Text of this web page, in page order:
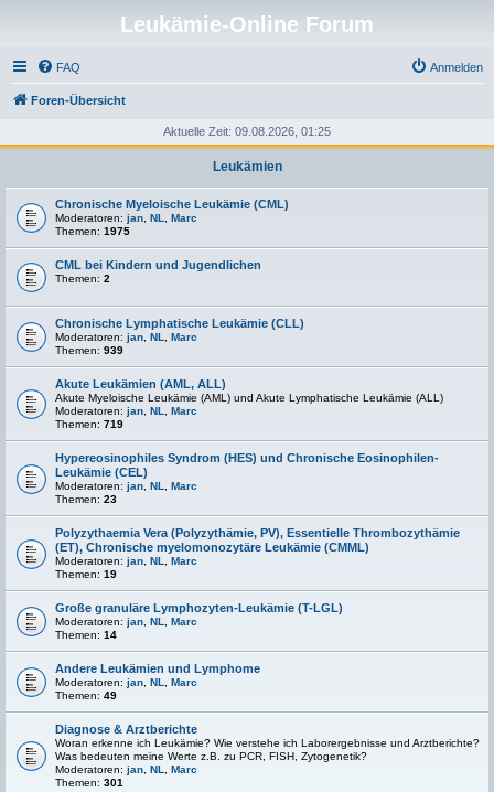
Leukämie-Online Forum
FAQ Anmelden
Foren-Übersicht
Aktuelle Zeit: 09.08.2026, 01:25
Leukämien
Chronische Myeloische Leukämie (CML)
Moderatoren: jan NL
Marc
Themen: 1975
CML bei Kindern und Jugendlichen
Themen: 2
Chronische Lymphatische Leukämie (CLL)
Moderatoren: jan NL
Marc
Themen: 939
Akute Leukämien (AML, ALL)
Akute Myeloische Leukämie (AML) und Akute Lymphatische Leukämie (ALL)
Moderatoren: jan NL
Marc
Themen: 719
Hypereosinophiles Syndrom (HES) und Chronische Eosinophilen-
Leukämie (CEL)
Moderatoren: jan NL
Marc
Themen: 23
Polyzythaemia Vera (Polyzythämie, PV), Essentielle Thrombozythämie
(ET), Chronische myelomonozytäre Leukämie (CMML)
Moderatoren: jan NL
Marc
Themen: 19
Große granuläre Lymphozyten-Leukämie (T-LGL)
Moderatoren: jan NL
Marc
Themen: 14
Andere Leukämien und Lymphome
Moderatoren: jan NL
Marc
Themen: 49
Diagnose & Arztberichte
Woran erkenne ich Leukämie? Wie verstehe ich Laborergebnisse und Arztberichte?
Was bedeuten meine Werte z.B. zu PCR, FISH, Zytogenetik?
Moderatoren: jan NL
Marc
Themen: 301